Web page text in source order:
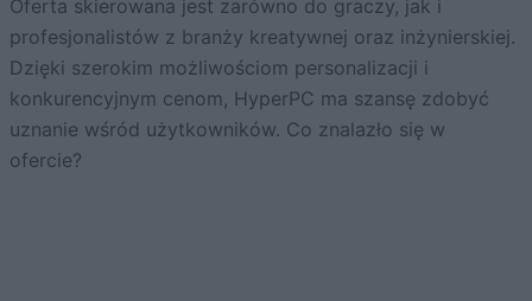
Oferta skierowana jest zarówno do graczy, jak i
profesjonalistów z branży kreatywnej oraz inżynierskiej.
Dzięki szerokim możliwościom personalizacji i
konkurencyjnym cenom, HyperPC ma szansę zdobyć
uznanie wśród użytkowników. Co znalazło się w
ofercie?